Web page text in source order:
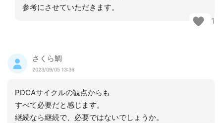
参考にさせていただきます。
1
さくら鯛
2023/09/05 13:36
PDCAサイクルの観点からも
すべて必要だと感じます。
継続なら継続で、必要ではないでしょうか。